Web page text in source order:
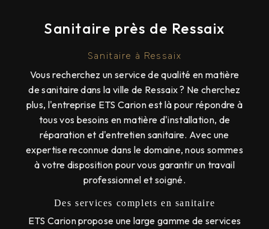
Sanitaire près de Ressaix
Sanitaire à Ressaix
Vous recherchez un service de qualité en matière
de sanitaire dans la ville de Ressaix ? Ne cherchez
plus, l'entreprise ETS Carion est là pour répondre à
tous vos besoins en matière d'installation, de
réparation et d'entretien sanitaire. Avec une
expertise reconnue dans le domaine, nous sommes
à votre disposition pour vous garantir un travail
professionnel et soigné.
Des services complets en sanitaire
ETS Carion propose une large gamme de services